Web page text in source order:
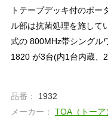
トテープデッキ付のポー
ル部は抗菌処理を施して
式の 800MHz帯シングル
1820 が3台(内1台内蔵、
品番：
1932
メーカー：
TOA（トーア